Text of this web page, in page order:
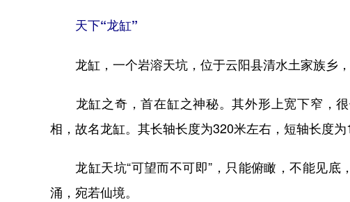
天下“龙缸”
龙缸，一个岩溶天坑，位于云阳县清水土家族乡，
龙缸之奇，首在缸之神秘。其外形上宽下窄，很
相，故名龙缸。其长轴长度为320米左右，短轴长度为
龙缸天坑“可望而不可即”，只能俯瞰，不能见底
涌，宛若仙境。